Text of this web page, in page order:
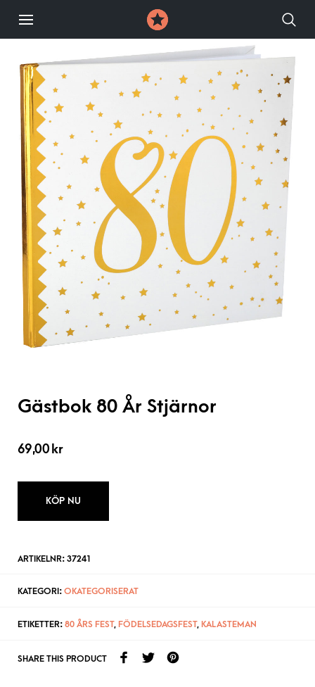
Gästbok 80 År Stjärnor
69,00 kr
KÖP NU
ARTIKELNR: 37241
KATEGORI: OKATEGORISERAT
ETIKETTER: 80 ÅRS FEST, FÖDELSEDAGSFEST, KALASTEMAN
SHARE THIS PRODUCT